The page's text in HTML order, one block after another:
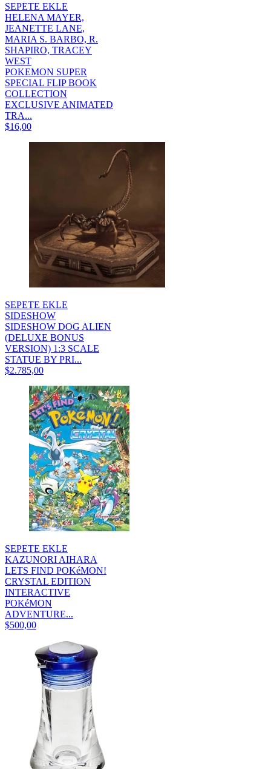
SEPETE EKLE
HELENA MAYER,
JEANETTE LANE,
MARIA S. BARBO, R.
SHAPIRO, TRACEY
WEST
POKEMON SUPER
SPECIAL FLIP BOOK
COLLECTION
EXCLUSIVE ANIMATED
TRA...
$16,00
SEPETE EKLE
SIDESHOW
SIDESHOW DOG ALIEN
(DELUXE BONUS
VERSION) 1:3 SCALE
STATUE BY PRI...
$2.785,00
SEPETE EKLE
KAZUNORI AIHARA
LETS FIND POKéMON!
CRYSTAL EDITION
INTERACTIVE
POKéMON
ADVENTURE...
$500,00